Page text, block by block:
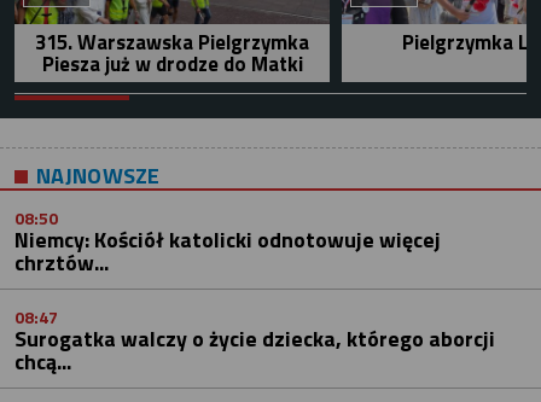
315. Warszawska Pielgrzymka
Piesza już w drodze do Matki
Pielgrzymka
NAJNOWSZE
08:50
Niemcy: Kościół katolicki odnotowuje więcej
chrztów...
08:47
Surogatka walczy o życie dziecka, którego aborcji
chcą...